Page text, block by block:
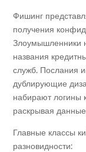
Фишинг
получения
Злоумышленники
названия
служб. Послания
дублирующие
набирают логины
раскрывая
Главные классы
разновидности: